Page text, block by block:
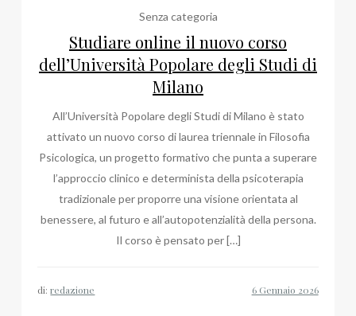
Senza categoria
Studiare online il nuovo corso
dell’Università Popolare degli Studi di
Milano
All’Università Popolare degli Studi di Milano è stato
attivato un nuovo corso di laurea triennale in Filosofia
Psicologica, un progetto formativo che punta a superare
l’approccio clinico e determinista della psicoterapia
tradizionale per proporre una visione orientata al
benessere, al futuro e all’autopotenzialità della persona.
Il corso è pensato per […]
di:redazione